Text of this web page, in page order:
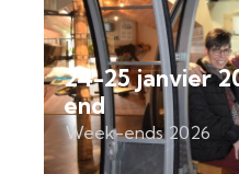
24-25 janvier
end
Week-ends 2026